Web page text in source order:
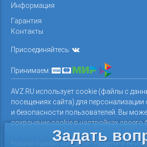
Информация
Гарантия
Контакты
Присоединяйтесь:
Принимаем:
AVZ.RU использует cookie (файлы с
посещениях сайта) для персонализации
и безопасности пользователей. Вы
сохранение cookie в настройках своего
Нашли ошибку на сайте? Выделите ее и
Задать